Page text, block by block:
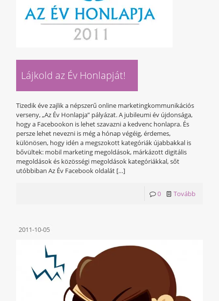
Lájkold az Év Honlapját!
Tizedik éve zajlik a népszerű online marketingkommunikációs
verseny, „Az Év Honlapja” pályázat. A jubileumi év újdonsága,
hogy a Facebookon is lehet szavazni a kedvenc honlapra. És
persze lehet nevezni is még a hónap végéig, érdemes,
különösen, hogy idén a megszokott kategóriák újabbakkal is
bővültek: mobil marketing megoldások, márkázott digitális
megoldások és közösségi megoldások kategóriákkal, sőt
utóbbiban Az Év Facebook oldalát […]
0 Tovább
2011-10-05